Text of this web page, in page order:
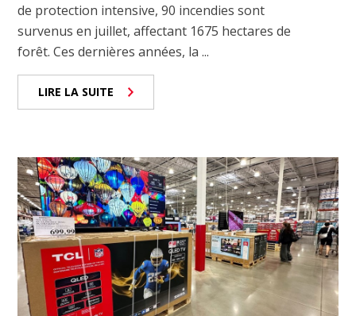
de protection intensive, 90 incendies sont
survenus en juillet, affectant 1675 hectares de
forêt. Ces dernières années, la ...
LIRE LA SUITE